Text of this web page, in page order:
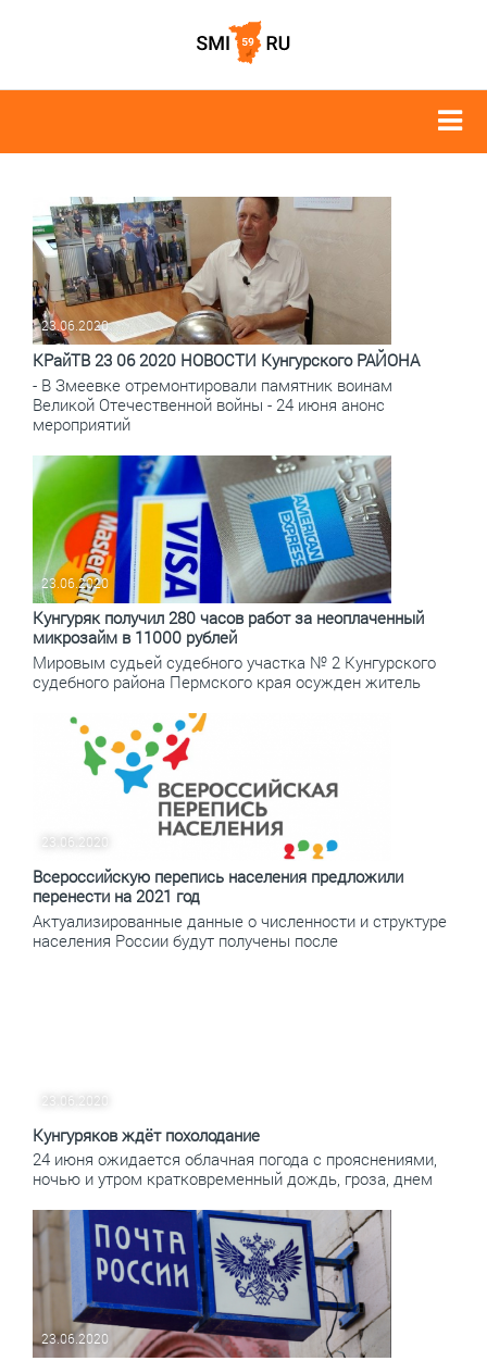
23.06.2020
КРайТВ 23 06 2020 НОВОСТИ Кунгурского РАЙОНА
- В Змеевке отремонтировали памятник воинам
Великой Отечественной войны - 24 июня анонс
мероприятий
23.06.2020
Кунгуряк получил 280 часов работ за неоплаченный
микрозайм в 11000 рублей
Мировым судьей судебного участка № 2 Кунгурского
судебного района Пермского края осужден житель
23.06.2020
Всероссийскую перепись населения предложили
перенести на 2021 год
Актуализированные данные о численности и структуре
населения России будут получены после
23.06.2020
Кунгуряков ждёт похолодание
24 июня ожидается облачная погода с прояснениями,
ночью и утром кратковременный дождь, гроза, днем
23.06.2020